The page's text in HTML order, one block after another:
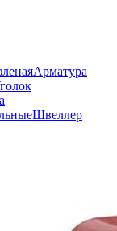
Арматура
Швеллер